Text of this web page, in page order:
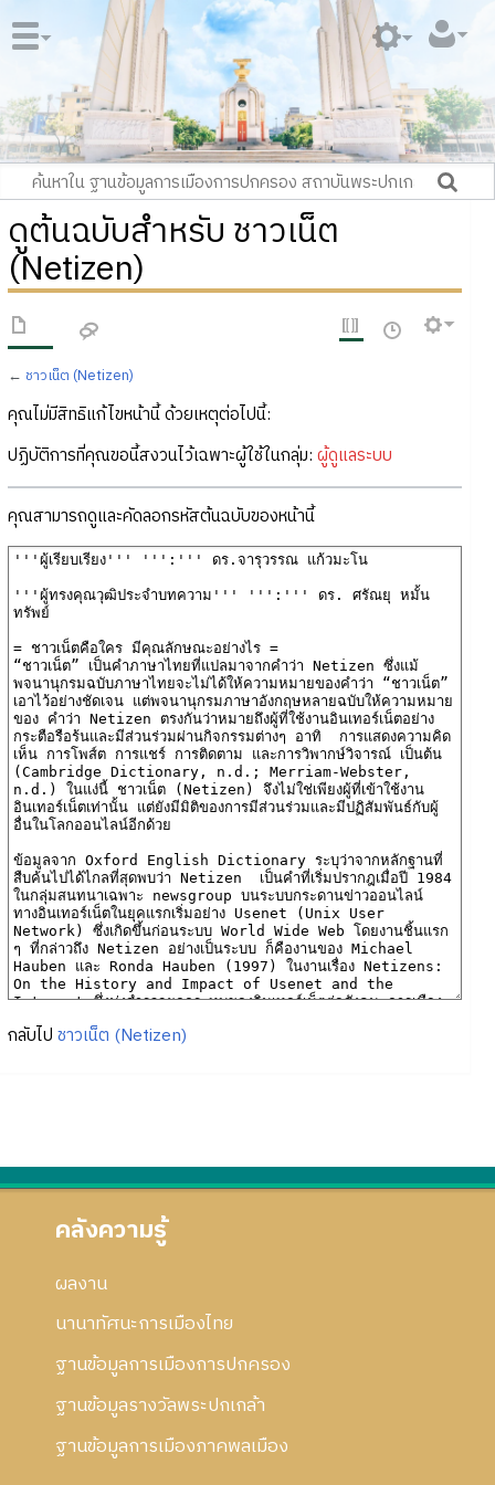
ดูต้นฉบับสำหรับ ชาวเน็ต
(Netizen)
← ชาวเน็ต (Netizen)
คุณไม่มีสิทธิแก้ไขหน้านี้ ด้วยเหตุต่อไปนี้:
ปฏิบัติการที่คุณขอนี้สงวนไว้เฉพาะผู้ใช้ในกลุ่ม: ผู้ดูแลระบบ
คุณสามารถดูและคัดลอกรหัสต้นฉบับของหน้านี้
กลับไป ชาวเน็ต (Netizen)
คลังความรู้
ผลงาน
นานาทัศนะการเมืองไทย
ฐานข้อมูลการเมืองการปกครอง
ฐานข้อมูลรางวัลพระปกเกล้า
ฐานข้อมูลการเมืองภาคพลเมือง